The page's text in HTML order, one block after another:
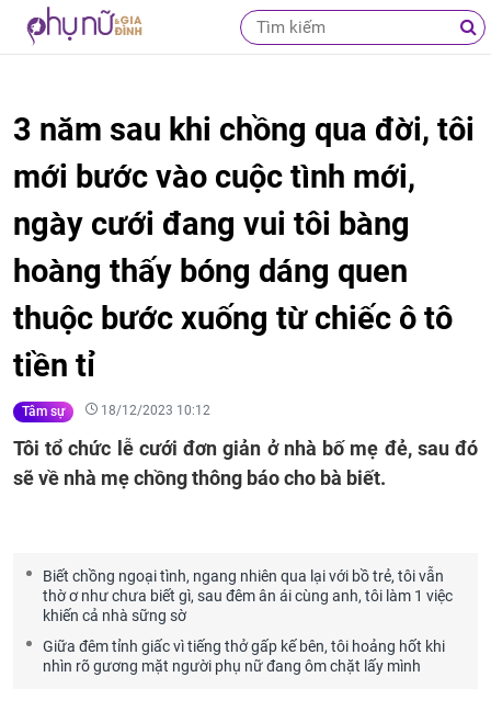
3 năm sau khi chồng qua đời, tôi
mới bước vào cuộc tình mới,
ngày cưới đang vui tôi bàng
hoàng thấy bóng dáng quen
thuộc bước xuống từ chiếc ô tô
tiền tỉ
Tâm sự 18/12/2023 10:12
Tôi tổ chức lễ cưới đơn giản ở nhà bố mẹ đẻ, sau đó
sẽ về nhà mẹ chồng thông báo cho bà biết.
Biết chồng ngoại tình, ngang nhiên qua lại với bồ trẻ, tôi vẫn
thờ ơ như chưa biết gì, sau đêm ân ái cùng anh, tôi làm 1 việc
khiến cả nhà sững sờ
Giữa đêm tỉnh giấc vì tiếng thở gấp kế bên, tôi hoảng hốt khi
nhìn rõ gương mặt người phụ nữ đang ôm chặt lấy mình